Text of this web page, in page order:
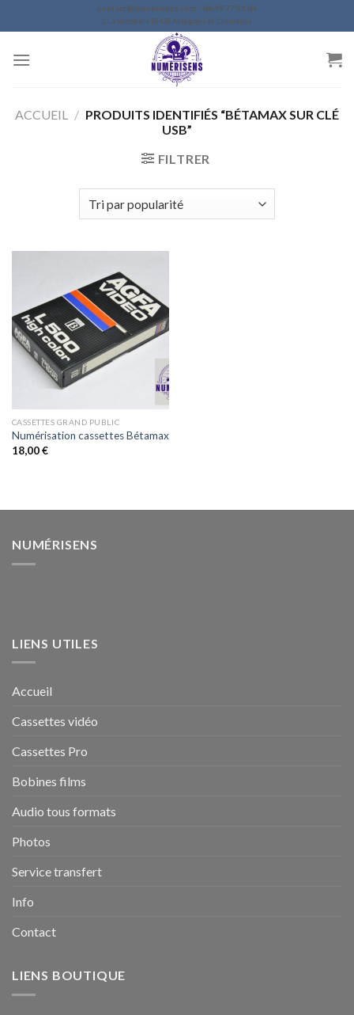
to
contact@numerisens.com - 06 49 77 51 04
2 La Simotière 85430 Aubigny-Les Clouzeaux
ACCUEIL / PRODUITS IDENTIFIÉS “BÉTAMAX SUR CLÉ
USB”
FILTRER
CASSETTES GRAND PUBLIC
Numérisation cassettes Bétamax
18,00€
NUMÉRISENS
LIENS UTILES
Accueil
Cassettes vidéo
Cassettes Pro
Bobines films
Audio tous formats
Photos
Service transfert
Info
Contact
LIENS BOUTIQUE